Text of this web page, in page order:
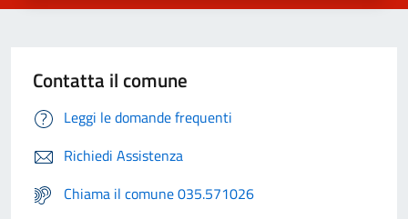
Contatta il comune
Leggi le domande frequenti
Richiedi Assistenza
Chiama il comune 035.571026